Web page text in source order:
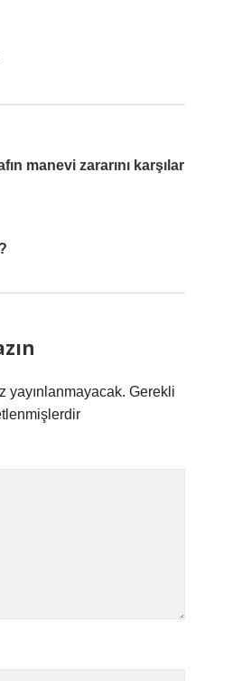
manevi zararını karşılar
yayınlanmayacak. Gerekli